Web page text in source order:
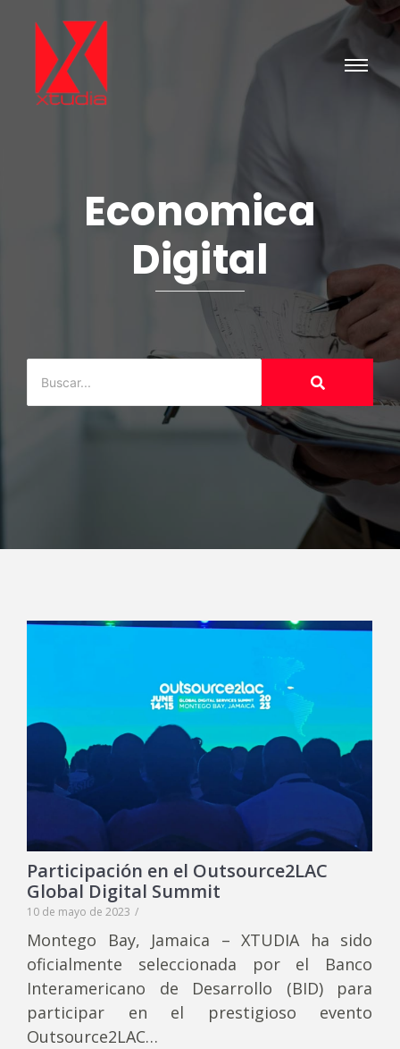
Economica
Digital
Participación en el Outsource2LAC
Global Digital Summit
10 de mayo de 2023 /
Montego Bay, Jamaica – XTUDIA ha sido
oficialmente seleccionada por el Banco
Interamericano de Desarrollo (BID) para
participar en el prestigioso evento
Outsource2LAC…